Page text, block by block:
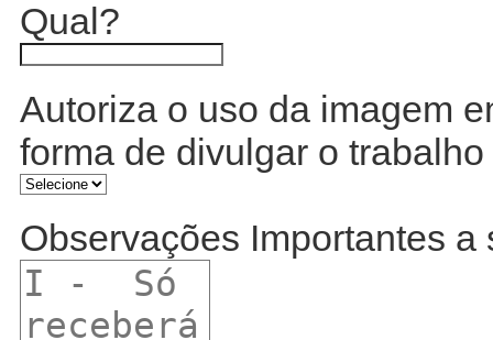
Qual?
Autoriza o uso da imagem
forma de divulgar o
Observações Importantes a